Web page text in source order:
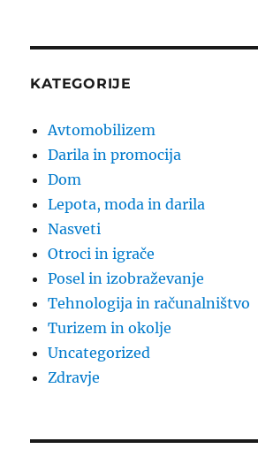
KATEGORIJE
Avtomobilizem
Darila in promocija
Dom
Lepota, moda in darila
Nasveti
Otroci in igrače
Posel in izobraževanje
Tehnologija in računalništvo
Turizem in okolje
Uncategorized
Zdravje